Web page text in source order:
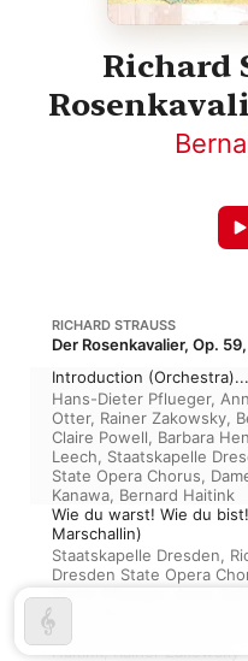
Richard
RICHARD STRAUSS
Der Rosenkavalier, Op.
Introduction (Orchestra)...
Hans-Dieter Pflueger,
Otter, Rainer Zakowsky,
Claire Powell, Barbara
Leech, Staatskapelle
State Opera Chorus,
Kanawa, Bernard Haitink
Wie du warst! Wie du
Marschallin)
Staatskapelle Dresden,
Dresden State Opera
Dieter Pflueger
Powell
Haitink,Rainer Zakowsky